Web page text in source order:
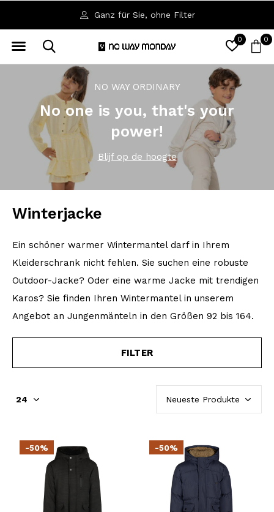
0 0
Ganz für Sie, ohne Filter
NO WAY ORDINARY
No one is you, that's your
power!
Blijf op de hoogte
Winterjacke
Ein schöner warmer Wintermantel darf in Ihrem
Kleiderschrank nicht fehlen. Sie suchen eine robuste
Outdoor-Jacke? Oder eine warme Jacke mit trendigen
Karos? Sie finden Ihren Wintermantel in unserem
Angebot an Jungenmänteln in den Größen 92 bis 164.
FILTER
-50% -50%